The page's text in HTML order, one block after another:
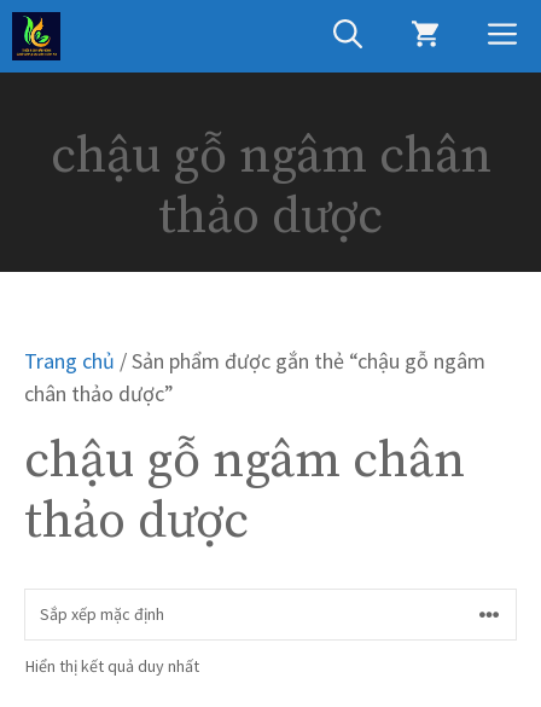
Chuyển
đến
nội
chậu gỗ ngâm chân
thảo dược
Trang chủ / Sản phẩm được gắn thẻ “chậu gỗ ngâm
chân thảo dược”
chậu gỗ ngâm chân
thảo dược
Hiển thị kết quả duy nhất